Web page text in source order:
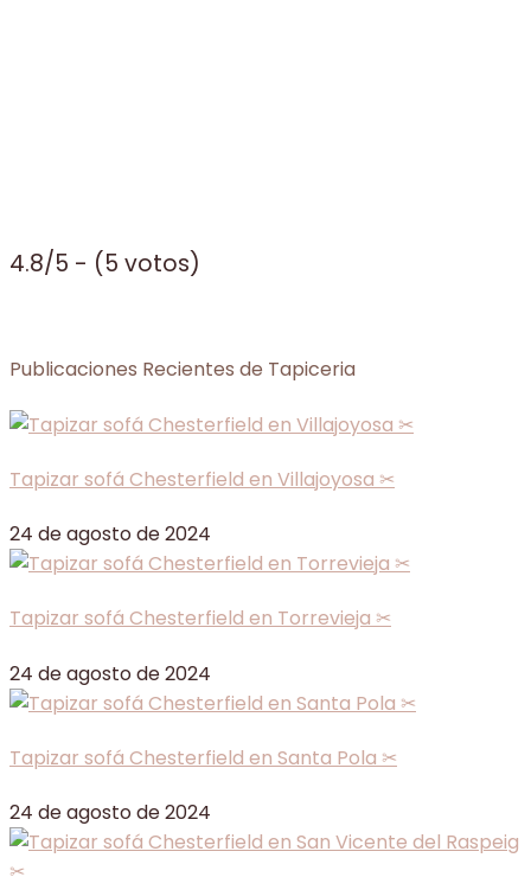
4.8/5 - (5 votos)
Publicaciones Recientes de Tapiceria
Tapizar sofá Chesterfield en Villajoyosa ✂
24 de agosto de 2024
Tapizar sofá Chesterfield en Torrevieja ✂
24 de agosto de 2024
Tapizar sofá Chesterfield en Santa Pola ✂
24 de agosto de 2024